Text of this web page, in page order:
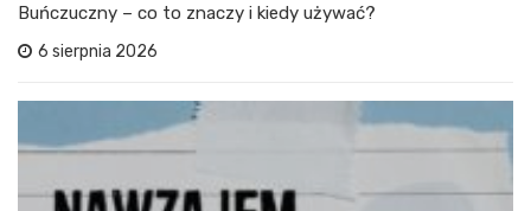
Buńczuczny – co to znaczy i kiedy używać?
6 sierpnia 2026